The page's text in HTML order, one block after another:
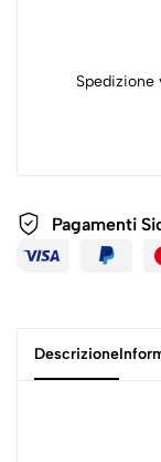
Pagamenti
Descrizione